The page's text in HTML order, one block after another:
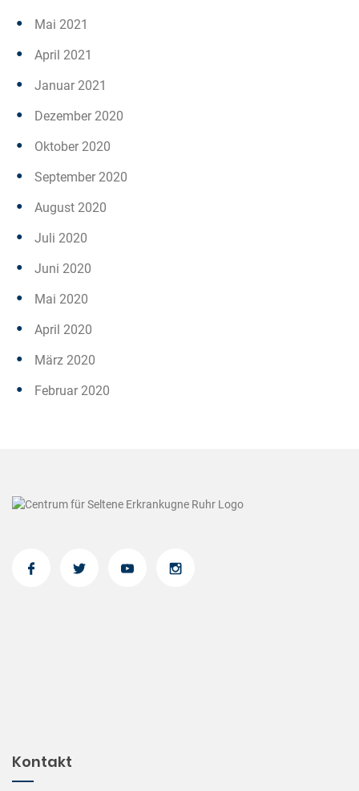
Mai 2021
April 2021
Januar 2021
Dezember 2020
Oktober 2020
September 2020
August 2020
Juli 2020
Juni 2020
Mai 2020
April 2020
März 2020
Februar 2020
Kontakt